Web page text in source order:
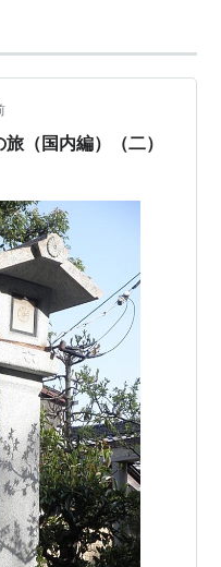
（国内編）（二）